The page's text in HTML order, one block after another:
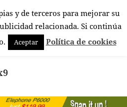
MENÚ
Y
y de terceros para mejorar su
relacionada. Si continúa
Aceptar Política de cookies